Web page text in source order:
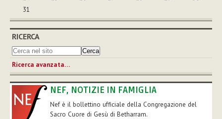
31
RICERCA
Ricerca avanzata…
NEF, NOTIZIE IN FAMIGLIA
Nef è il bollettino ufficiale della Congregazione del
Sacro Cuore di Gesù di Betharram.